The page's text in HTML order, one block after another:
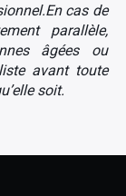
cas de
parallèle,
âgées ou
avant toute
soit.